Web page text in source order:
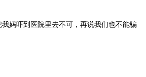
妈吓到医院里去不可，再说我们也不能骗